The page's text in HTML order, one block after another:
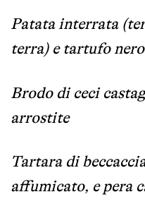
Patata interrata
terra) e tartufo
Brodo di ceci
arrostite
Tartara di
affumicato, e pera